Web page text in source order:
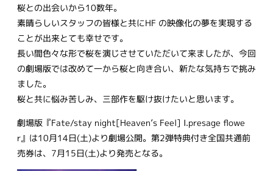
桜との出会いから10数年。
素晴らしいスタッフの皆様と共にHF の映像化の夢を実現する
ことが出来とても幸せです。
長い間色々な形で桜を演じさせていただいて来ましたが、今回
の劇場版では改めて一から桜と向き合い、新たな気持ちで挑み
ました。
桜と共に悩み苦しみ、三部作を駆け抜けたいと思います。
劇場版『Fate/stay night[Heaven’s Feel] I.presage flowe
r』は10月14日(土)より劇場公開。第2弾特典付き全国共通前
売券は、7月15日(土)より発売となる。